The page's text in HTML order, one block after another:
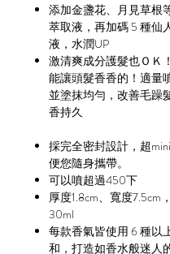
添加金盞花、月見草根
萃取液，再加碼 5 種仙
液，水潤UP
激清爽成分護髮也ＯＫ
能讓頭髮香香的！適量
並塗抹均勻，改善毛躁
香持久
採完全密封設計，超
便您隨身攜帶。
可以噴超過450下
厚度1.8cm、寬度7.5cm
30ml
每款香氣皆使用 6 種以
和，打造如香水般迷人